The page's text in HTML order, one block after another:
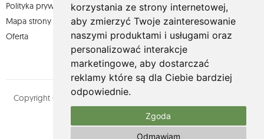
korzystania ze strony internetowej,
aby zmierzyć Twoje zainteresowanie
naszymi produktami i usługami oraz
personalizować interakcje
marketingowe, aby dostarczać
reklamy które są dla Ciebie bardziej
odpowiednie.
Zgoda
Odmawiam
Polityka prywatności
Mapa strony
Oferta
Copyright © olium.pl. Wszystkie prawa zastrzeżone. Designed by
MOUTON interactive
Zobacz nasz profil na: